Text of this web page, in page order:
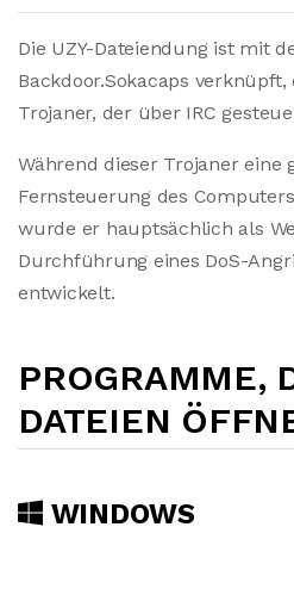
Die UZY-Dateiendung ist mit
Backdoor.Sokacaps
Trojaner, der über IRC
Während dieser Trojaner eine
Fernsteuerung des
wurde er hauptsächlich als
Durchführung eines DoS-
entwickelt.
PROGRAMME,
DATEIEN
WINDOWS